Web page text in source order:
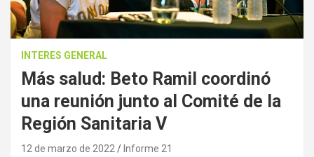
INTERES GENERAL
Más salud: Beto Ramil coordinó
una reunión junto al Comité de la
Región Sanitaria V
12 de marzo de 2022 Informe 21